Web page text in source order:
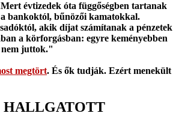
évtizedek óta függőségben tartanak
bankoktól, bűnözői kamatokkal.
akik díjat számítanak a pénzetek
a körforgásban: egyre keményebben
nem juttok."
megtört. És ők tudják. Ezért menekült
HALLGATOTT